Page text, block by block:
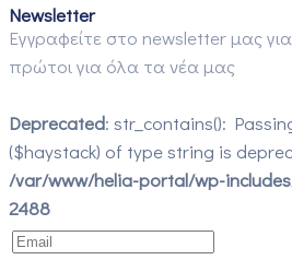
Newsletter
Εγγραφείτε στο newsletter μας
πρώτοι για όλα τα νέα μας
Deprecated: str_contains():
($haystack) of type string is
/var/www/helia-portal/wp-
2488